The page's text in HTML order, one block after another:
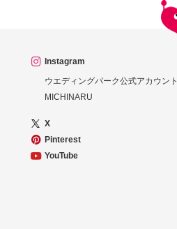
Instagram
ウエディングパーク公式アカウント
MICHINARU
X
Pinterest
YouTube